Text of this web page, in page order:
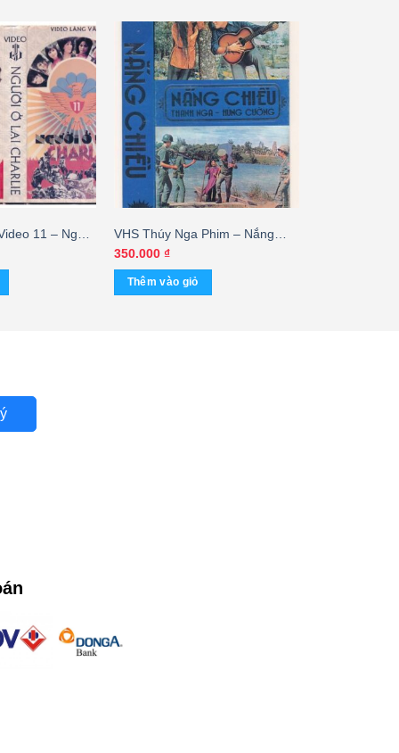
11 – Người
VHS Thúy Nga Phim – Nắng
Chiều – Thanh Nga – Hùng
Cường
350.000 ₫
Thêm vào giỏ